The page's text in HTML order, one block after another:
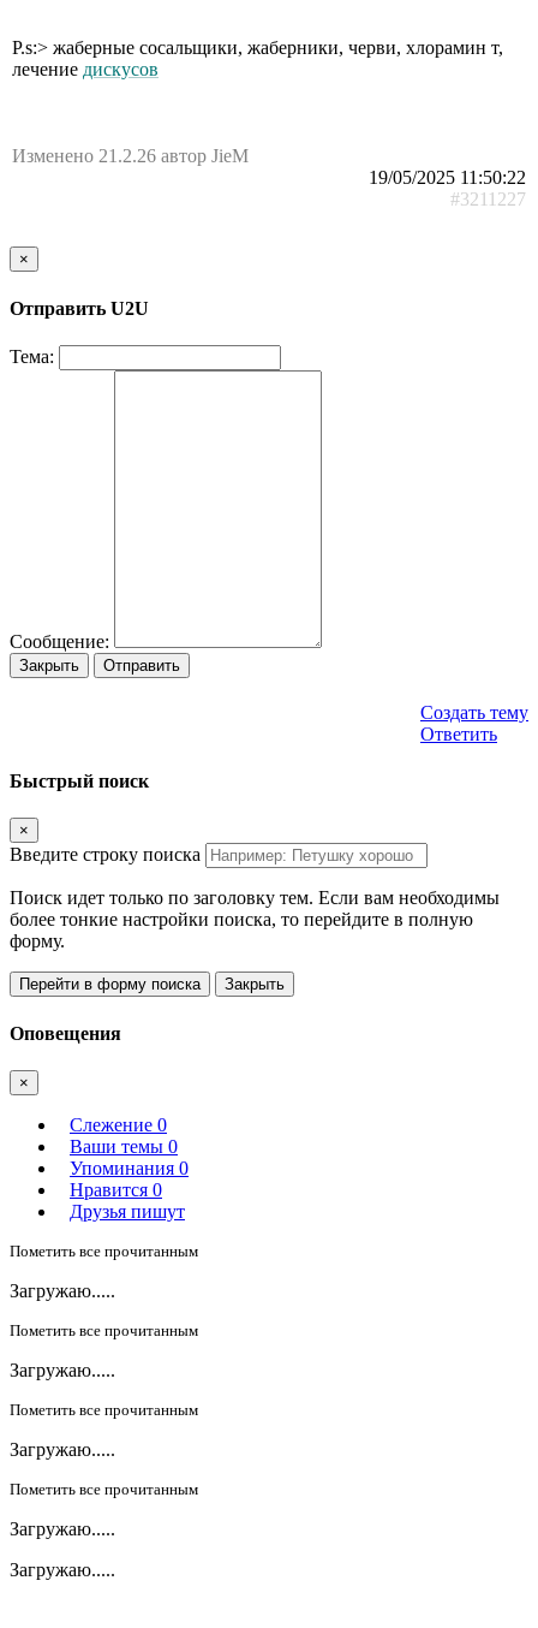
P.s:> жаберные сосальщики, жаберники, черви, хлорамин т,
лечение дискусов
Изменено 21.2.26 автор JieM
19/05/2025 11:50:22
#3211227
×
Отправить U2U
Тема:
Сообщение:
Закрыть Отправить
Создать тему
Ответить
Быстрый поиск
×
Введите строку поиска
Поиск идет только по заголовку тем. Если вам необходимы
более тонкие настройки поиска, то перейдите в полную
форму.
Перейти в форму поиска Закрыть
Оповещения
×
Слежение 0
Ваши темы 0
Упоминания 0
Нравится 0
Друзья пишут
Пометить все прочитанным
Загружаю.....
Пометить все прочитанным
Загружаю.....
Пометить все прочитанным
Загружаю.....
Пометить все прочитанным
Загружаю.....
Загружаю.....